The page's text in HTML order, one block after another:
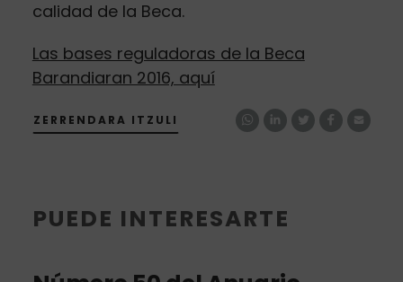
calidad de la Beca.
Las bases reguladoras de la Beca
Barandiaran 2016, aquí
ZERRENDARA ITZULI
PUEDE INTERESARTE